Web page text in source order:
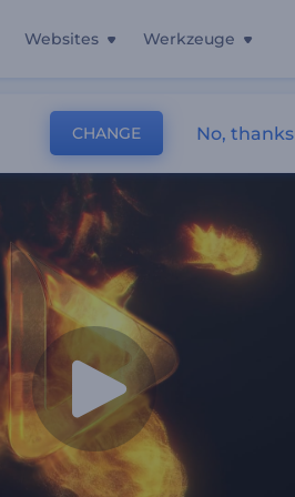
Websites Werkzeuge
CHANGE No, thanks